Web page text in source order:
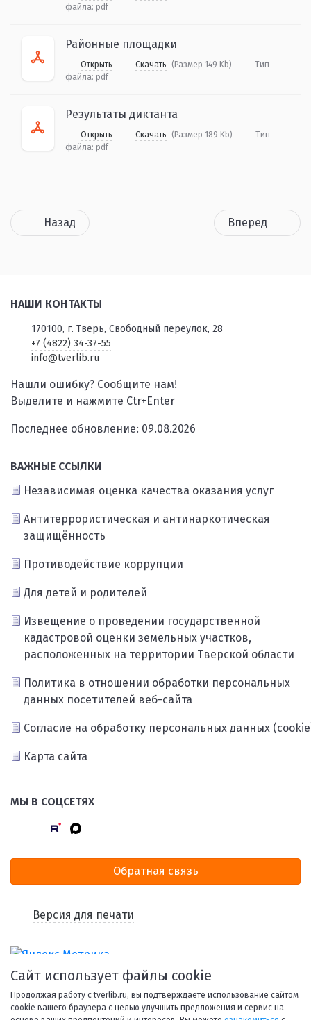
файла: pdf
Районные площадки
Открыть Скачать (Размер 149 Kb)
Тип
файла: pdf
Результаты диктанта
Открыть Скачать (Размер 189 Kb)
Тип
файла: pdf
Назад Вперед
НАШИ КОНТАКТЫ
170100, г. Тверь, Свободный переулок, 28
+7 (4822) 34-37-55
info@tverlib.ru
Нашли ошибку? Сообщите нам!
Выделите и нажмите Ctr+Enter
Последнее обновление: 09.08.2026
ВАЖНЫЕ ССЫЛКИ
Независимая оценка качества оказания услуг
Антитеррористическая и антинаркотическая
защищённость
Противодействие коррупции
Для детей и родителей
Извещение о проведении государственной
кадастровой оценки земельных участков,
расположенных на территории Тверской области
Политика в отношении обработки персональных
данных посетителей веб-сайта
Согласие на обработку персональных данных
Карта сайта
МЫ В СОЦСЕТЯХ
Обратная связь
Версия для печати
Сайт использует файлы cookie
Продолжая работу с tverlib.ru, вы подтверждаете использование сайтом
cookie вашего браузера с целью улучшить предложения и сервис на